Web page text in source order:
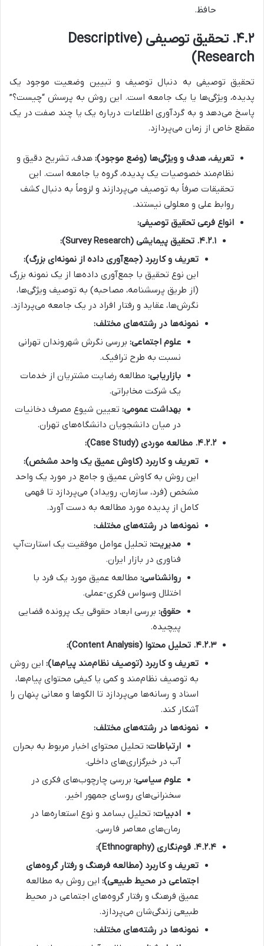
حافظ.
۴.۲. تحقیق توصیفی (Descriptive
Research)
تحقیق توصیفی به دنبال توصیف و تبیین وضعیت موجود یک
پدیده، ویژگی‌ها یا یک جامعه است. این روش به پرسش “چیست؟”
پاسخ می‌دهد و به گردآوری اطلاعات درباره یک یا چند صفت در یک
مقطع خاص از زمان می‌پردازد.
تعریف، هدف و ویژگی‌ها (وضع موجود): هدف، تشریح دقیق و
نظام‌مند خصوصیات یک پدیده، گروه یا جامعه است. این
تحقیقات صرفاً به توصیف می‌پردازند و لزوماً به دنبال کشف
روابط علی و معلولی نیستند.
انواع فرعی تحقیق توصیفی:
۴.۲.۱. تحقیق پیمایشی (Survey Research):
تعریف و کاربرد (جمع‌آوری داده از نمونه‌ای بزرگ):
این نوع تحقیق با جمع‌آوری داده‌ها از یک نمونه بزرگ
(از طریق پرسشنامه، مصاحبه) به توصیف ویژگی‌ها،
نگرش‌ها، عقاید و رفتار افراد در یک جامعه می‌پردازد.
نمونه‌ها در رشته‌های مختلف:
علوم اجتماعی: بررسی نگرش شهروندان تهرانی
نسبت به طرح ترافیک.
بازاریابی: مطالعه رضایت مشتریان از خدمات
یک شرکت مخابراتی.
بهداشت عمومی: تعیین شیوع مصرف دخانیات
در میان دانشجویان دانشگاه‌های تهران.
۴.۲.۲. مطالعه موردی (Case Study):
تعریف و کاربرد (کاوش عمیق یک واحد مشخص):
این روش به کاوش عمیق و جامع در مورد یک واحد
مشخص (فرد، سازمان، رویداد) می‌پردازد تا فهمی
کامل از پدیده مورد مطالعه به دست آورد.
نمونه‌ها در رشته‌های مختلف:
مدیریت: تحلیل عوامل موفقیت یک استارت‌آپ
فناوری در بازار ایران.
روانشناسی: مطالعه عمیق مورد یک فرد با
اختلال وسواس فکری-عملی.
حقوق: بررسی ابعاد حقوقی یک پرونده قضایی
پیچیده.
۴.۲.۳. تحلیل محتوا (Content Analysis):
تعریف و کاربرد (توصیف نظام‌مند پیام‌ها): این روش
به توصیف نظام‌مند و کمی یا کیفی محتوای پیام‌ها،
اسناد و رسانه‌ها می‌پردازد تا الگوها و معانی پنهان را
آشکار کند.
نمونه‌ها در رشته‌های مختلف:
ارتباطات: تحلیل محتوای اخبار مربوط به بحران
آب در خبرگزاری‌های داخلی.
علوم سیاسی: بررسی چارچوب‌های فکری در
سخنرانی‌های روسای جمهور اخیر.
ادبیات: تحلیل بسامد و نوع استعاره‌ها در
رمان‌های معاصر فارسی.
۴.۲.۴. قوم‌نگاری (Ethnography):
تعریف و کاربرد (مطالعه فرهنگ و رفتار گروه‌های
اجتماعی در محیط طبیعی): این روش به مطالعه
عمیق فرهنگ و رفتار گروه‌های اجتماعی در محیط
طبیعی زندگی‌شان می‌پردازد.
نمونه‌ها در رشته‌های مختلف: